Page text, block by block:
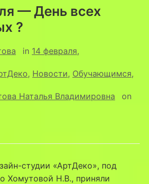
— День всех
?
in 14 февраля,
, Новости, Обучающимся,
Наталья Владимировна on
студии «АртДеко», под
Хомутовой Н.В., приняли